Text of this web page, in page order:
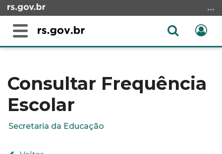
para
conteúdo
menu
para
Alterna
Abrir
conteúdo
Consultar Frequência
Escolar
Secretaria da Educação